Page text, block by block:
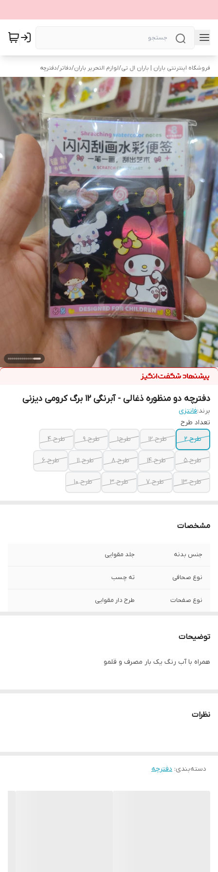
فروشگاه اینترنتی باران | باران ال تی/لوازم التحریر باران/دفاتر/دفترچه
دفترچه دو منظوره ذغالی - آبرنگی ۱۲ برگ کرومی دیزنی
برند:فانتزی
تعداد طرح
طرح 2
طرح 12 طرح1 طرح 9 طرح 4
طرح 5 طرح 14 طرح 8 طرح 11 طرح 6
طرح 13 طرح 7 طرح 3 طرح 10
مشخصات
جنس بدنه جلد مقوایی
نوع صحافی ته چسب
نوع صفحات طرح دار مقوایی
توضیحات
همراه با آب رنگ یک بار مصرف و قلمو
نظرات
دسته‌بندی: دفترچه